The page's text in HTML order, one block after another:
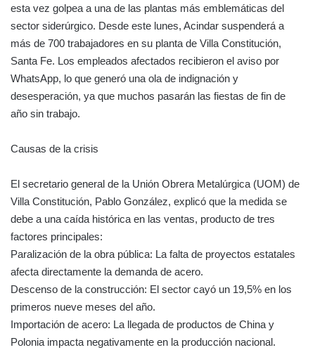
esta vez golpea a una de las plantas más emblemáticas del
sector siderúrgico. Desde este lunes, Acindar suspenderá a
más de 700 trabajadores en su planta de Villa Constitución,
Santa Fe. Los empleados afectados recibieron el aviso por
WhatsApp, lo que generó una ola de indignación y
desesperación, ya que muchos pasarán las fiestas de fin de
año sin trabajo.
Causas de la crisis
El secretario general de la Unión Obrera Metalúrgica (UOM) de
Villa Constitución, Pablo González, explicó que la medida se
debe a una caída histórica en las ventas, producto de tres
factores principales:
Paralización de la obra pública: La falta de proyectos estatales
afecta directamente la demanda de acero.
Descenso de la construcción: El sector cayó un 19,5% en los
primeros nueve meses del año.
Importación de acero: La llegada de productos de China y
Polonia impacta negativamente en la producción nacional.